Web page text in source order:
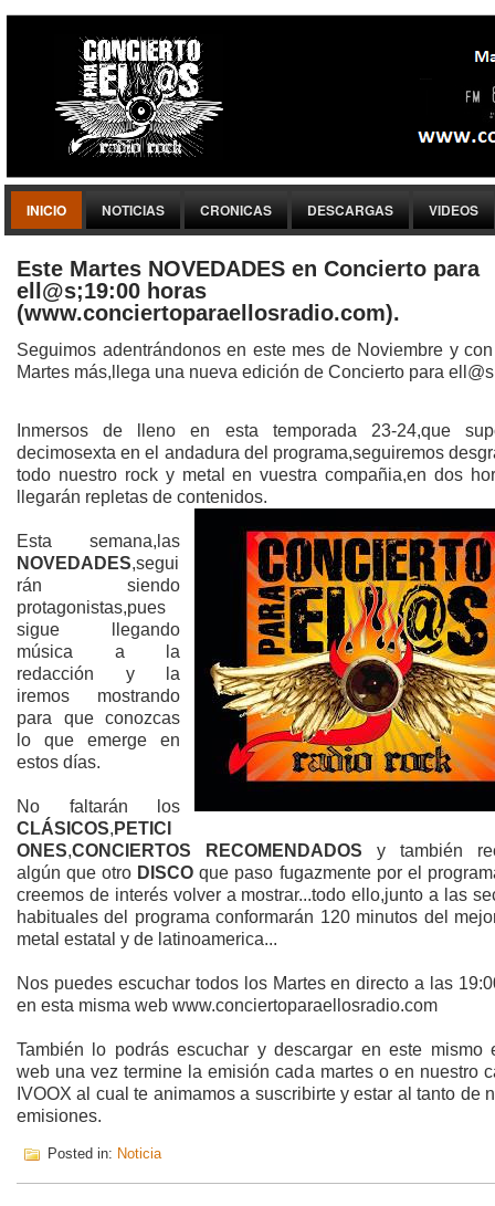
INICIO NOTICIAS CRONICAS DESCARGAS VIDEOS
Este Martes NOVEDADES en Concierto para
ell@s;19:00 horas
(www.conciertoparaellosradio.com).
Seguimos adentrándonos en este mes de Noviembre y
Martes más,llega una nueva edición de Concierto para
Inmersos de lleno en esta temporada 23-24,que
decimosexta en el andadura del programa,seguiremos
todo nuestro rock y metal en vuestra compañia,en dos
llegarán repletas de contenidos.
Esta semana,las
NOVEDADES,segui
rán siendo
protagonistas,pues
sigue llegando
música a la
redacción y la
iremos mostrando
para que conozcas
lo que emerge en
estos días.
No faltarán los
CLÁSICOS, PETICI
ONES,CONCIERTOS RECOMENDADOS y también
algún que otro DISCO que paso fugazmente por el
creemos de interés volver a mostrar...todo ello,junto a las
habituales del programa conformarán 120 minutos del
metal estatal y de latinoamerica...
Nos puedes escuchar todos los Martes en directo a las
en esta misma web www.conciertoparaellosradio.com
También lo podrás escuchar y descargar en este mismo
web una vez termine la emisión cada martes o en nuestro
IVOOX al cual te animamos a suscribirte y estar al tanto de
emisiones.
Posted in: Noticia